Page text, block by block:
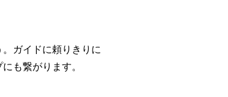
ガイドに頼りきりに
も繋がります。